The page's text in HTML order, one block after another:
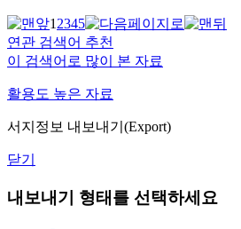
12345
연관 검색어 추천
이 검색어로 많이 본 자료
활용도 높은 자료
서지정보 내보내기(Export)
닫기
내보내기 형태를 선택하세요